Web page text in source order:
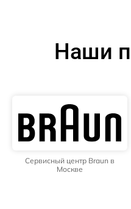
Наши
Сервисный центр Braun в
Москве